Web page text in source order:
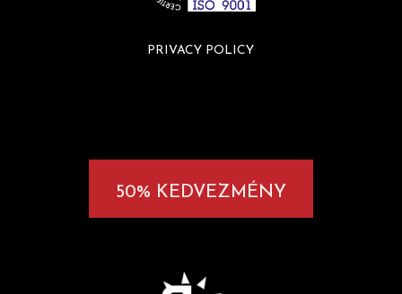
PRIVACY POLICY
50% KEDVEZMÉNY